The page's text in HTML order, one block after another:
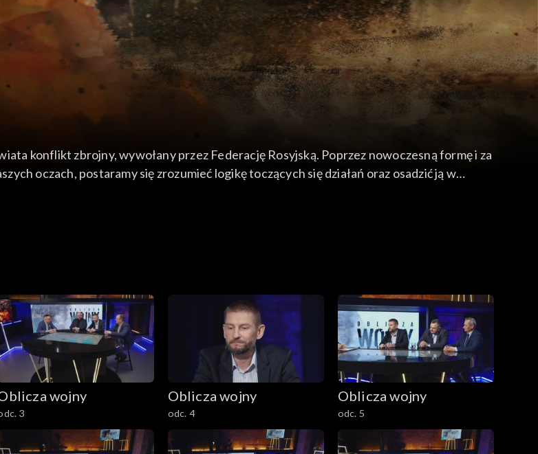
konflikt zbrojny, wywołany przez Federację Rosyjską. Poprzez nowoczesną formę i za
oczach, postaramy się zrozumieć logikę toczących się działań oraz osadzić ją w
filozoficznym. Program realizowany z udziałem ekspertów, składać się będzie z
wojny
3
Oblicza wojny
odc. 4
Oblicza wojny
odc. 5